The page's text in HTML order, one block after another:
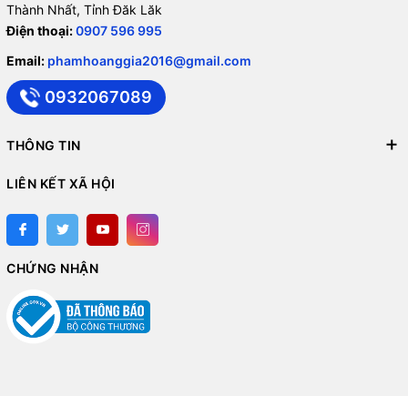
Thành Nhất, Tỉnh Đăk Lăk
Điện thoại:0907 596 995
Email: phamhoanggia2016@gmail.com
0932067089
THÔNG TIN
LIÊN KẾT XÃ HỘI
CHỨNG NHẬN